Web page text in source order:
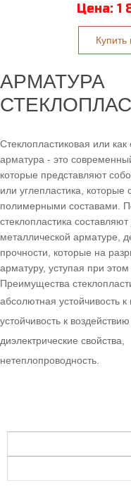
Цена: 1
Купить
АРМАТУРА
Стеклопластиковая или
арматура - это
которые представляют
или углепластика,
полимерными составами.
стеклопластика
металлической арматуре,
прочности, которые на
арматуру, уступая при
Преимущества
абсолютная устойчивость к
устойчивость к
диэлектрические свойства,
нетеплопроводность.